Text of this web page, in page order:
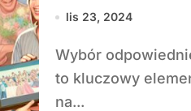
lis 23, 2024
Wybór odpowiedniego animatora dla dzieci na wesele
to kluczowy
na...